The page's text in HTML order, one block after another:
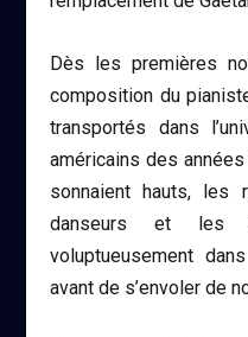
Dès les premières
composition du
transportés dans
américains des
sonnaient hauts, les
danseurs et les
voluptueusement
avant de s’envoler de